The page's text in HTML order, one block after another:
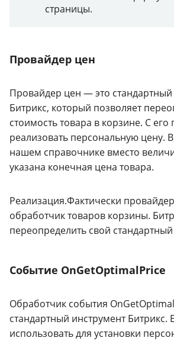
страницы.
Провайдер цен
Провайдер цен — это
Битрикс, который позволяет
стоимость товара в корзине. С
реализовать персональную цену.
нашем справочнике вместо
указана конечная цена товара.
Реализация.Фактически провайдер
обработчик товаров корзины.
переопределить свой
Событие OnGetOptimalPrice
Обработчик события
стандартный инструмент Битрикс.
использовать для установки